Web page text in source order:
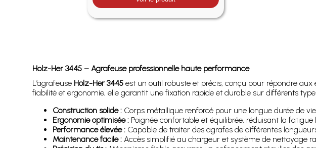
Holz-Her 3445 – Agrafeuse professionnelle haute performance
L’agrafeuse Holz-Her 3445est un outil robuste et précis, conçu pour répondre aux
fiabilité et ergonomie, elle garantit une fixation rapide et durable sur différents
Construction solide :Corps métallique renforcé pour une longue durée de
Ergonomie optimisée :Poignée confortable et équilibrée, réduisant la fatigue
Performance élevée :Capable de traiter des agrafes de différentes
Maintenance facile :Accès simplifié au chargeur et système de nettoyage